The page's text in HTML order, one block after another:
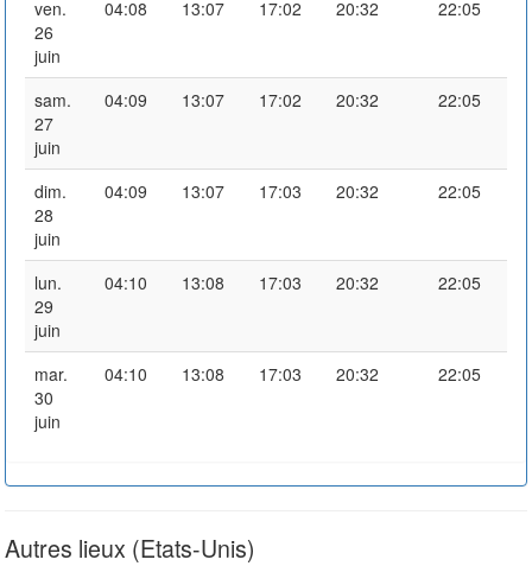
ven.
26
juin
04:08 13:07 17:02 20:32 22:05
sam.
27
juin
04:09 13:07 17:02 20:32 22:05
dim.
28
juin
04:09 13:07 17:03 20:32 22:05
lun.
29
juin
04:10 13:08 17:03 20:32 22:05
mar.
30
juin
04:10 13:08 17:03 20:32 22:05
Autres lieux (Etats-Unis)